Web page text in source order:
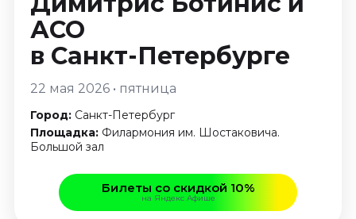
Январь 2027
Стендап
Август 2026
Сентябрь 2026
Ноябрь 2026
Декабрь 2026
Выставки
Август 2026
АСО
в Санкт-Петербурге
22 мая 2026 • пятница
Город: Санкт-Петербург
Площадка: Филармония им. Шостаковича.
Большой зал
Билеты со скидкой 10%
на Яндекс Афише